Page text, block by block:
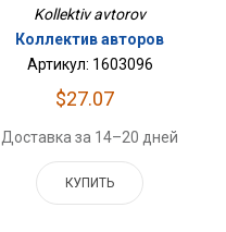
Kollektiv avtorov
Коллектив авторов
Артикул: 1603096
$27.07
Доставка за 14–20 дней
КУПИТЬ